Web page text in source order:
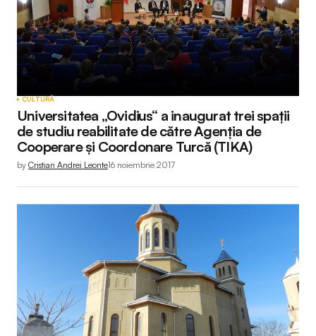
CULTURĂ
Universitatea „Ovidius“ a inaugurat trei spații
de studiu reabilitate de către Agenția de
Cooperare și Coordonare Turcă (TIKA)
by Cristian Andrei Leonte16 noiembrie 2017